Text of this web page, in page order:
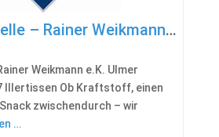
ARAL Tankstelle – Rainer Weikmann e.K.
Weikmann e.K. Ulmer
Illertissen Ob Kraftstoff, einen
zwischendurch – wir
…